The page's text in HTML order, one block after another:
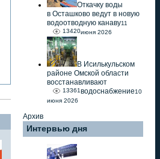
Откачку воды
в Осташково ведут в новую
водоотводную канаву
13420
11
июня 2026
В Исилькульском
районе Омской области
восстанавливают
водоснабжение
13361
10
июня 2026
Архив
Интервью дня